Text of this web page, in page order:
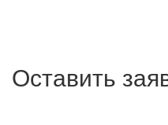
Оставить